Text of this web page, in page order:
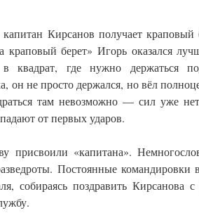
Кирсанов получает краповый
краповый берет» Игорь оказался
квадрат, где нужно держаться
он не просто держался, но вёл
там невозможно — сил уже
от первых ударов.
присвоили «капитана».
Постоянные командировки
собираясь поздравить Кирсанова